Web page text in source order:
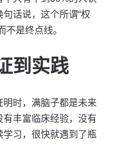
话说，这个所谓“权
不是终点线。
到实践
时，满脑子都是未来
丰富临床经验，没有
学习，很快就遇到了瓶